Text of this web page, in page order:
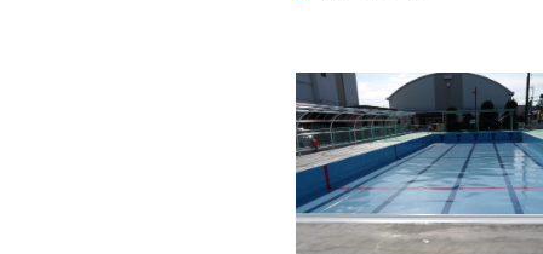
2025年 岡山県 学校 ステンレ